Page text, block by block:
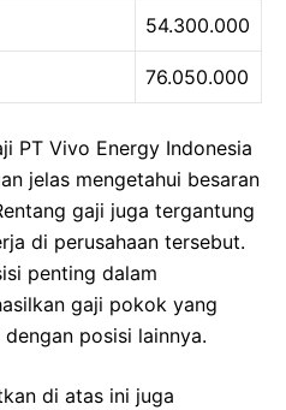
54.300.000
76.050.000
PT Vivo Energy Indonesia
jelas mengetahui besaran
gaji juga tergantung
di perusahaan tersebut.
penting dalam
gaji pokok yang
posisi lainnya.
di atas ini juga